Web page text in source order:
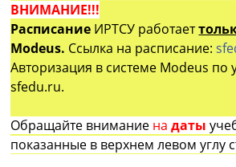
ВНИМАНИЕ!!!
Расписание ИРТСУ работает
Modeus. Ссылка на расписание:
Авторизация в системе Modeus по
sfedu.ru.
Обращайте внимание на даты
показанные в верхнем левом углу